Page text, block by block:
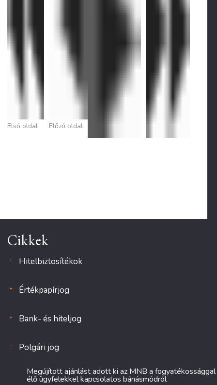
Első oldal Előző oldal
Cikkek
Hitelbiztosítékok
Értékpapírjog
Bank- és hiteljog
Polgári jog
Megújított ajánlást adott ki az MNB a fogyatékossággal
élő ügyfelekkel kapcsolatos bánásmódról